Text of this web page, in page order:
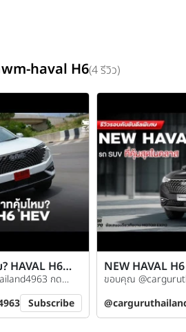
haval H6(4 รีวิว)
HAVAL H6
กด
Subscribe
NEW HAVAL
โปรพิเศษ Ultra
ขอบคุณ